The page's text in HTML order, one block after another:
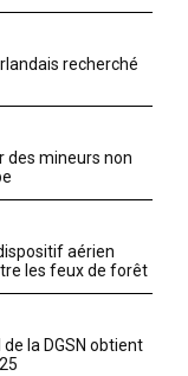
recherché
des mineurs non
aérien
les feux de forêt
la DGSN obtient